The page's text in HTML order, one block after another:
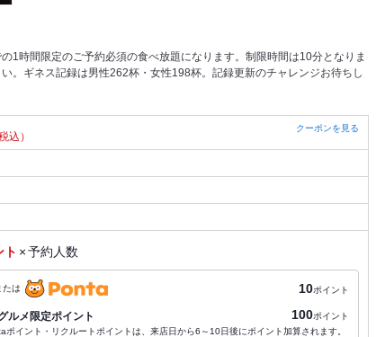
1時間限定のご予約必須の食べ放題になります。制限時間は10分となりま
。ギネス記録は男性262杯・女性198杯。記録更新のチャレンジお待ちし
込）
クーポンを見る
ト ×予約人数
たは 10ポイント
ルメ限定ポイント 100ポイント
イント・リクルートポイントは、来店日から6～10日後にポイント加算されます。